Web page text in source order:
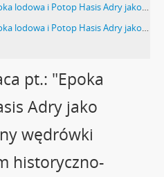
wędrówki narodów. Studyum historyczno-przyrodnicze”, Niekompletny rękopis Erazma Majewskiego: "I. Czy potop miał miejsce (…)"
wędrówki narodów. Studyum historyczno-przyrodnicze”, Niekompletny rękopis Erazma Majewskiego: "I. Powszechność podań (…)"
pt.: "Epoka
Adry jako
wędrówki
historyczno-